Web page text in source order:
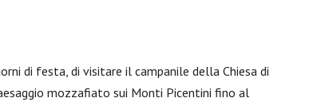
di festa, di visitare il campanile della Chiesa di
mozzafiato sui Monti Picentini fino al